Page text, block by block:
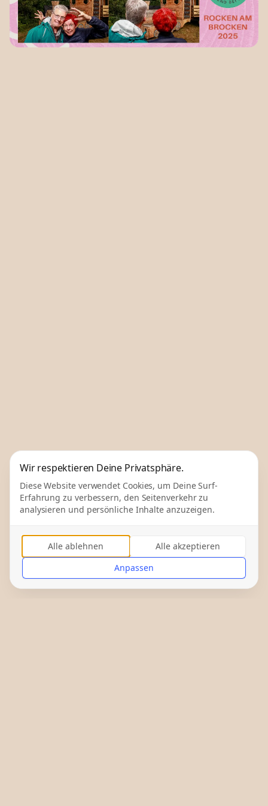
Wir respektieren Deine Privatsphäre.
Diese Website verwendet Cookies, um Deine Surf-
Erfahrung zu verbessern, den Seitenverkehr zu
analysieren und persönliche Inhalte anzuzeigen.
Alle ablehnen
Alle akzeptieren
Anpassen